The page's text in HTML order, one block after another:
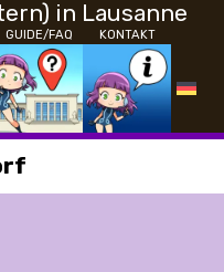
in Lausanne
GUIDE/FAQ KONTAKT